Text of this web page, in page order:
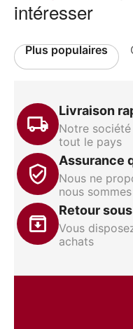
intéresser
Plus populaires
Livraison
Notre
tout le pays
Assurance
Nous ne
nous
Retour
Vous
achats